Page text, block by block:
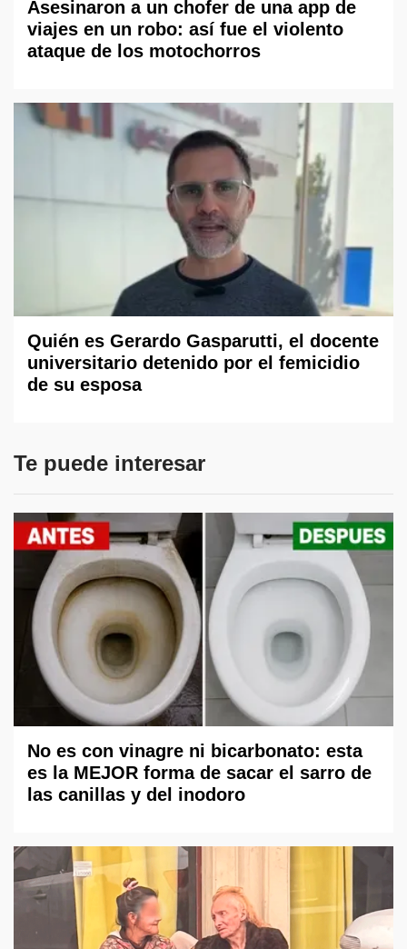
Asesinaron a un chofer de una app de
viajes en un robo: así fue el violento
ataque de los motochorros
Quién es Gerardo Gasparutti, el docente
universitario detenido por el femicidio
de su esposa
Te puede interesar
No es con vinagre ni bicarbonato: esta
es la MEJOR forma de sacar el sarro de
las canillas y del inodoro